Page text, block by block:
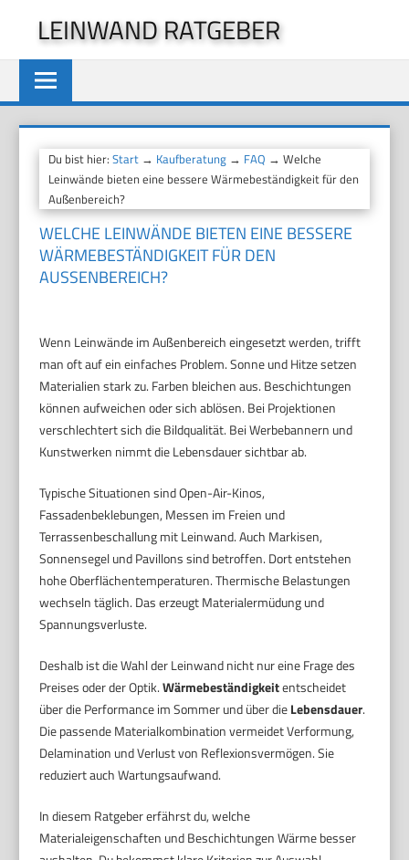
springen
LEINWAND RATGEBER
Du bist hier:Start → Kaufberatung → FAQ → Welche
Leinwände bieten eine bessere Wärmebeständigkeit für den
Außenbereich?
WELCHE LEINWÄNDE BIETEN EINE BESSERE
WÄRMEBESTÄNDIGKEIT FÜR DEN
AUSSENBEREICH?
Wenn Leinwände im Außenbereich eingesetzt werden, trifft
man oft auf ein einfaches Problem. Sonne und Hitze setzen
Materialien stark zu. Farben bleichen aus. Beschichtungen
können aufweichen oder sich ablösen. Bei Projektionen
verschlechtert sich die Bildqualität. Bei Werbebannern und
Kunstwerken nimmt die Lebensdauer sichtbar ab.
Typische Situationen sind Open-Air-Kinos,
Fassadenbeklebungen, Messen im Freien und
Terrassenbeschallung mit Leinwand. Auch Markisen,
Sonnensegel und Pavillons sind betroffen. Dort entstehen
hohe Oberflächentemperaturen. Thermische Belastungen
wechseln täglich. Das erzeugt Materialermüdung und
Spannungsverluste.
Deshalb ist die Wahl der Leinwand nicht nur eine Frage des
Preises oder der Optik.Wärmebeständigkeitentscheidet
über die Performance im Sommer und über dieLebensdauer.
Die passende Materialkombination vermeidet Verformung,
Delamination und Verlust von Reflexionsvermögen. Sie
reduziert auch Wartungsaufwand.
In diesem Ratgeber erfährst du, welche
Materialeigenschaften und Beschichtungen Wärme besser